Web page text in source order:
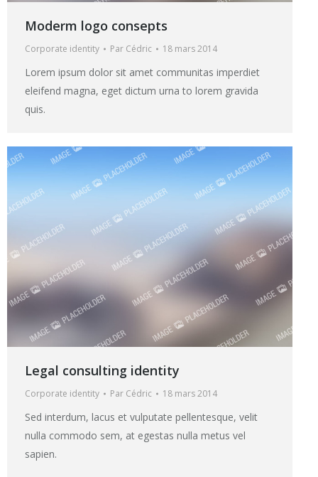
Moderm logo consepts
Corporate identity Par Cédric 18 mars 2014
Lorem ipsum dolor sit amet communitas imperdiet
eleifend magna, eget dictum urna to lorem gravida
quis.
Legal consulting identity
Corporate identity Par Cédric 18 mars 2014
Sed interdum, lacus et vulputate pellentesque, velit
nulla commodo sem, at egestas nulla metus vel
sapien.